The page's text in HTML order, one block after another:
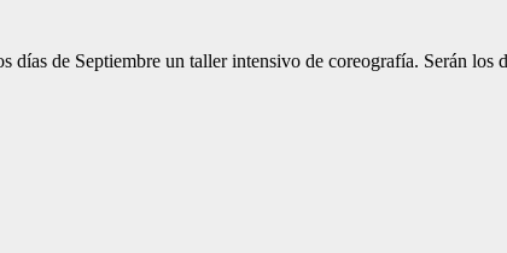
días de Septiembre un taller intensivo de coreografía. Serán